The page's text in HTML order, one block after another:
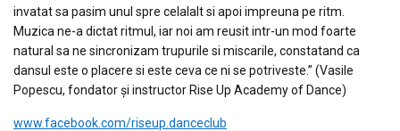
invatat sa pasim unul spre celalalt si apoi impreuna pe ritm.
Muzica ne-a dictat ritmul, iar noi am reusit intr-un mod foarte
natural sa ne sincronizam trupurile si miscarile, constatand ca
dansul este o placere si este ceva ce ni se potriveste.” (Vasile
Popescu, fondator și instructor Rise Up Academy of Dance)
www.facebook.com/riseup.danceclub